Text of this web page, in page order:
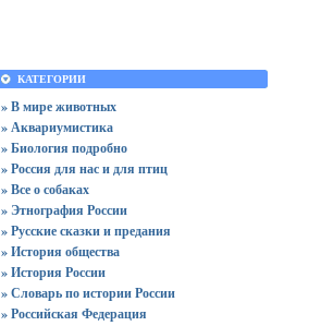
КАТЕГОРИИ
» В мире животных
» Аквариумистика
» Биология подробно
» Россия для нас и для птиц
» Все о собаках
» Этнография России
» Русские сказки и предания
» История общества
» История России
» Словарь по истории России
» Российская Федерация